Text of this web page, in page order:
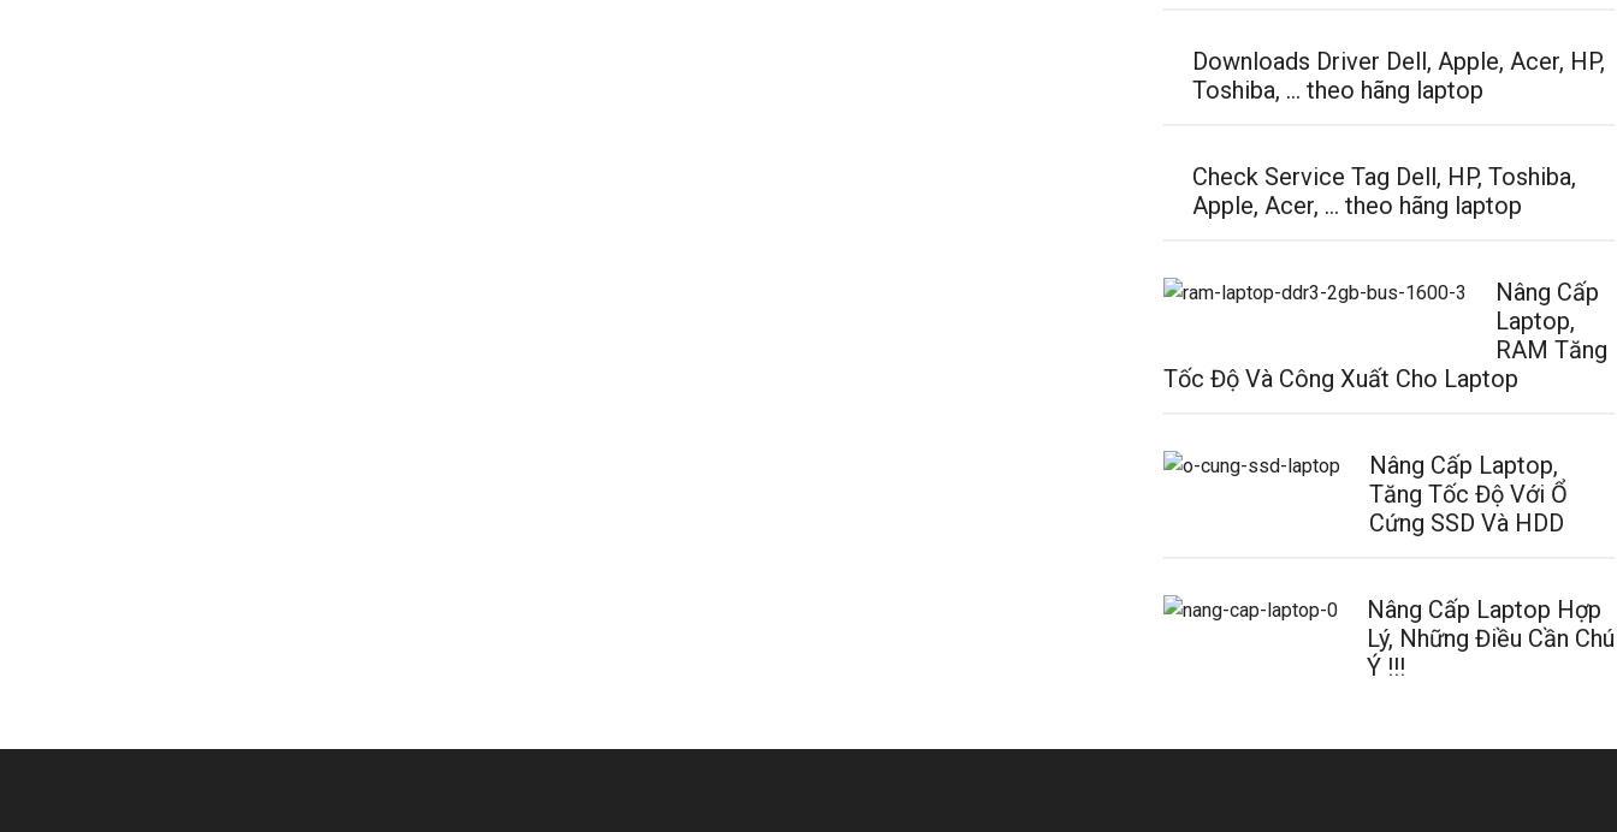
Downloads Driver Dell, Apple, Acer, HP,
Toshiba, … theo hãng laptop
Check Service Tag Dell, HP, Toshiba,
Apple, Acer, … theo hãng laptop
Nâng Cấp
Laptop,
RAM Tăng
Tốc Độ Và Công Xuất Cho Laptop
Nâng Cấp Laptop,
Tăng Tốc Độ Với Ổ
Cứng SSD Và HDD
Nâng Cấp Laptop Hợp
Lý, Những Điều Cần Chú
Ý !!!